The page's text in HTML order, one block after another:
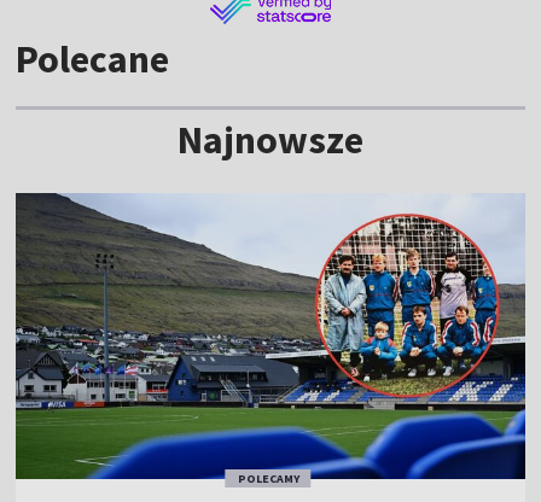
Polecane
Najnowsze
POLECAMY